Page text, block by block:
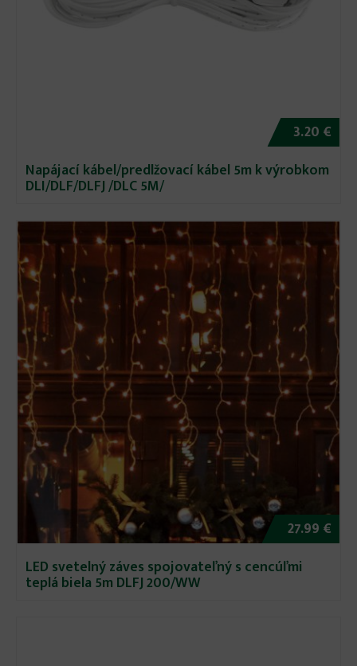
3.20 €
Napájací kábel/predlžovací kábel 5m k výrobkom
DLI/DLF/DLFJ /DLC 5M/
27.99 €
LED svetelný záves spojovateľný s cencúľmi
teplá biela 5m DLFJ 200/WW